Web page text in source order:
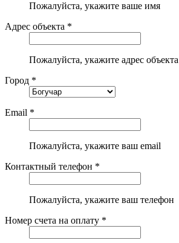
Пожалуйста, укажите ваше имя
Адрес объекта *
Пожалуйста, укажите адрес объекта
Город *
Email *
Пожалуйста, укажите ваш email
Контактный телефон *
Пожалуйста, укажите ваш телефон
Номер счета на оплату *